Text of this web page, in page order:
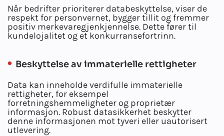
Når bedrifter prioriterer databeskyttelse, viser de
respekt for personvernet, bygger tillit og fremmer
positiv merkevaregjenkjennelse. Dette fører til
kundelojalitet og et konkurransefortrinn.
Beskyttelse av immaterielle rettigheter
Data kan inneholde verdifulle immaterielle
rettigheter, for eksempel
forretningshemmeligheter og proprietær
informasjon. Robust datasikkerhet beskytter
denne informasjonen mot tyveri eller uautorisert
utlevering.